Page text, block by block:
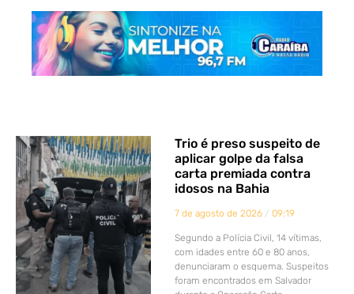
Trio é preso suspeito de
aplicar golpe da falsa
carta premiada contra
idosos na Bahia
7 de agosto de 2026 09:19
Segundo a Polícia Civil, 14 vítimas,
com idades entre 60 e 80 anos,
denunciaram o esquema. Suspeitos
foram encontrados em Salvador